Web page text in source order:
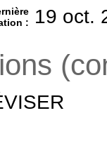
:
19 oct.